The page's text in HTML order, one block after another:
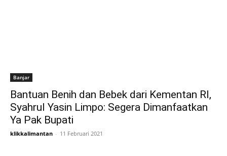
Banjar
Bantuan Benih dan Bebek dari Kementan RI,
Syahrul Yasin Limpo: Segera Dimanfaatkan
Ya Pak Bupati
klikkalimantan - 11 Februari 2021